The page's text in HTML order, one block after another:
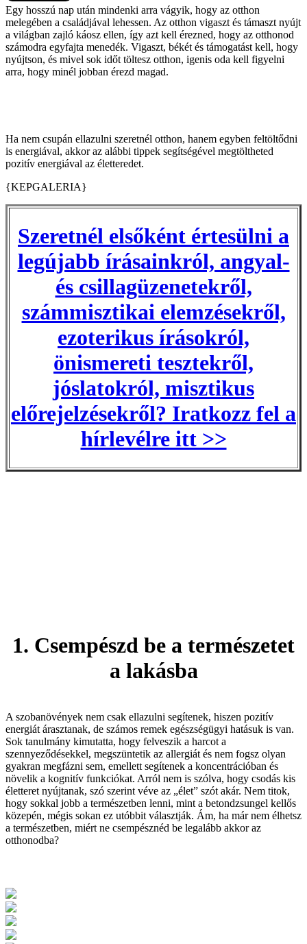
Egy hosszú nap után mindenki arra vágyik, hogy az otthon
melegében a családjával lehessen. Az otthon vigaszt és támaszt nyújt
a világban zajló káosz ellen, így azt kell érezned, hogy az otthonod
számodra egyfajta menedék. Vigaszt, békét és támogatást kell, hogy
nyújtson, és mivel sok időt töltesz otthon, igenis oda kell figyelni
arra, hogy minél jobban érezd magad.
Ha nem csupán ellazulni szeretnél otthon, hanem egyben feltöltődni
is energiával, akkor az alábbi tippek segítségével megtöltheted
pozitív energiával az életteredet.
{KEPGALERIA}
Szeretnél elsőként értesülni a
legújabb írásainkról, angyal-
és csillagüzenetekről,
számmisztikai elemzésekről,
ezoterikus írásokról,
önismereti tesztekről,
jóslatokról, misztikus
előrejelzésekről? Iratkozz fel a
hírlevélre itt >>
1. Csempészd be a természetet
a lakásba
A szobanövények nem csak ellazulni segítenek, hiszen pozitív
energiát árasztanak, de számos remek egészségügyi hatásuk is van.
Sok tanulmány kimutatta, hogy felveszik a harcot a
szennyeződésekkel, megszüntetik az allergiát és nem fogsz olyan
gyakran megfázni sem, emellett segítenek a koncentrációban és
növelik a kognitív funkciókat. Arról nem is szólva, hogy csodás kis
életteret nyújtanak, szó szerint véve az „élet” szót akár. Nem titok,
hogy sokkal jobb a természetben lenni, mint a betondzsungel kellős
közepén, mégis sokan ez utóbbit választják. Ám, ha már nem élhetsz
a természetben, miért ne csempésznéd be legalább akkor az
otthonodba?